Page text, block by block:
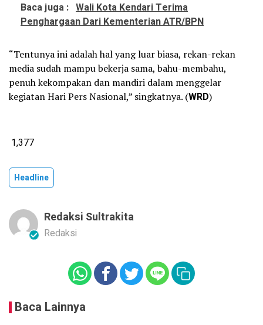
Baca juga : Wali Kota Kendari Terima
Penghargaan Dari Kementerian ATR/BPN
“Tentunya ini adalah hal yang luar biasa, rekan-rekan
media sudah mampu bekerja sama, bahu-membahu,
penuh kekompakan dan mandiri dalam menggelar
kegiatan Hari Pers Nasional,” singkatnya. (WRD)
1,377
Headline
Redaksi Sultrakita
Redaksi
Baca Lainnya